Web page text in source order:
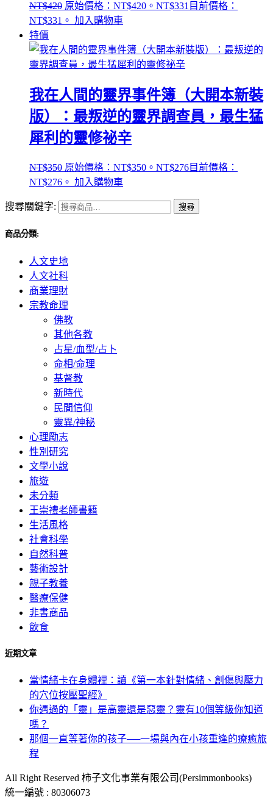
NT$420 原始價格：NT$420。 NT$331 目前價格：
NT$331。 加入購物車
特價
我在人間的靈界事件簿（大開本新裝
版）：最叛逆的靈界調查員，最生猛
犀利的靈修祕辛
NT$350 原始價格：NT$350。 NT$276目前價格：
NT$276。 加入購物車
搜尋關鍵字: 搜尋
商品分類:
人文史地
人文社科
商業理財
宗教命理
佛教
其他各教
占星/血型/占卜
命相/命理
基督教
新時代
民間信仰
靈異/神秘
心理勵志
性別研究
文學小說
旅遊
未分類
王崇禮老師書籍
生活風格
社會科學
自然科普
藝術設計
親子教養
醫療保健
非書商品
飲食
近期文章
當情緒卡在身體裡：讀《第一本針對情緒、創傷與壓力
的穴位按壓聖經》
你遇過的「靈」是高靈還是惡靈？靈有10個等級你知道
嗎？
那個一直等著你的孩子──一場與內在小孩重逢的療癒旅
程
All Right Reserved 柿子文化事業有限公司(Persimmonbooks)
統一編號 : 80306073